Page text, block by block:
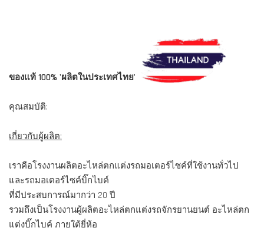
ของแท้ 100% 'ผลิตในประเทศไทย'
คุณสมบัติ:
เกี่ยวกับผู้ผลิต:
เราคือโรงงานผลิตอะไหล่ตกแต่งรถมอเตอร์ไซค์ที่ใช้งานทั่วไป
และรถมอเตอร์ไซค์บิ๊กไบค์
ที่มีประสบการณ์มากว่า 20 ปี
รวมถึงเป็นโรงงานผู้ผลิตอะไหล่ตกแต่งรถจักรยานยนต์ อะไหล่ตก
แต่งบิ๊กไบค์ ภายใต้ยี่ห้อ